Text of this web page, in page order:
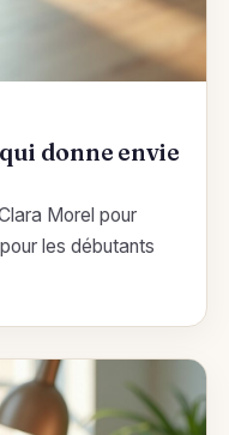
donne envie
Morel pour
les débutants